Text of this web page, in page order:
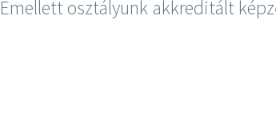
osztályunk akkreditált